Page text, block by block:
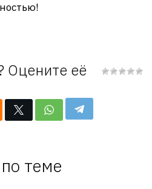
Оцените её
теме